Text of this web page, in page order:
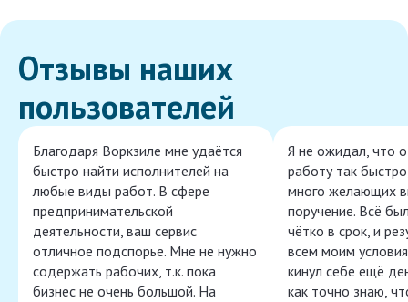
Отзывы наших
пользователей
Благодаря Воркзиле мне удаётся
быстро найти исполнителей на
любые виды работ. В сфере
предпринимательской
деятельности, ваш сервис
отличное подспорье. Мне не нужно
содержать рабочих, т.к. пока
бизнес не очень большой. На
Я не ожидал, что
работу так
много желающих
поручение. Всё
чётко в срок, и
всем моим
кинул себе ещё
как точно знаю,